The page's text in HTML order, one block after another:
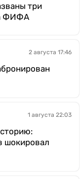
три
ФИФА
2 августа 17:46
1 августа 22:03
шокировал